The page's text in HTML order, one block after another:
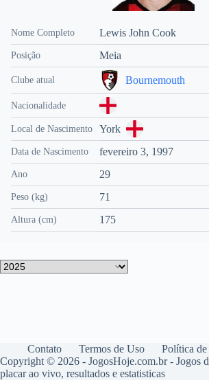
Nome Completo Lewis John Cook
Posição Meia
Clube atual Bournemouth
Nacionalidade
Local de Nascimento York
Data de Nascimento fevereiro 3, 1997
Ano 29
Peso (kg) 71
Altura (cm) 175
Contato Termos de Uso
Política
Copyright © 2026 - JogosHoje.com.br - Jogos
placar ao vivo, resultados e estatisticas